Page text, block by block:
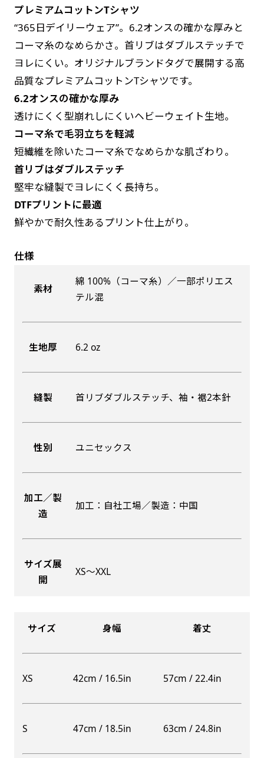
プレミアムコットンTシャツ
“365日デイリーウェア”。6.2オンスの確かな厚みと
コーマ糸のなめらかさ。首リブはダブルステッチで
ヨレにくい。オリジナルブランドタグで展開する高
品質なプレミアムコットンTシャツです。
6.2オンスの確かな厚み
透けにくく型崩れしにくいヘビーウェイト生地。
コーマ糸で毛羽立ちを軽減
短繊維を除いたコーマ糸でなめらかな肌ざわり。
首リブはダブルステッチ
堅牢な縫製でヨレにくく長持ち。
DTFプリントに最適
鮮やかで耐久性あるプリント仕上がり。
仕様
素材
綿 100%（コーマ糸）／一部ポリエス
テル混
生地厚 6.2 oz
縫製 首リブダブルステッチ、袖・裾2本針
性別 ユニセックス
加工／製
造
加工：自社工場／製造：中国
サイズ展
開
XS〜XXL
サイズ 身幅 着丈
XS 42cm / 16.5in 57cm / 22.4in
S 47cm / 18.5in 63cm / 24.8in
す。かわいいい＆おしゃれなのぼりです。台はセ
ットでついてます。
ジャンボ(90x270)
遠くからでも視認しやすいジャンボサイズです。
駐車場などのスペースに余裕がある場所で大々的
に宣伝できます。
4mまたは5mのポールが必要です。
吊り下げ旗(30x42)
掛け軸のように吊り下げ式にします。上部に棒袋
際の装飾などにとてもお役立ち！
布A1ポスター(60x84)
のぼりだけでなく、ポスターも作れます。
のぼり旗と同じデザインで飾れば宣伝効果UP!
種のデザインを楽しむことができます。前からも
A面B面のデザイン変化を楽しんでお客様にアピ
す。かわいいい＆おしゃれなのぼりです。台はセ
ットでついてます。
ジャンボ(270x90)
遠くからでも視認しやすいジャンボサイズです。
駐車場などのスペースに余裕がある場所で大々的
に宣伝できます。
4mまたは5mのポールが必要です。
吊り下げ旗(42x30)
掛け軸のように吊り下げ式にします。上部に棒袋
際の装飾などにとてもお役立ち！
布A1ポスター(84x60)
のぼりだけでなく、ポスターも作れます。
のぼり旗と同じデザインで飾れば宣伝効果UP!
長辺が180cm以内、短辺が60cm以内であれば自
幕の製作をお楽しみください